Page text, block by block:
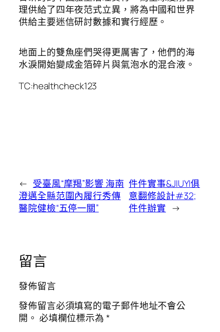
理供給了四年夜范式立異，將為中國和世界
供給主要迷信研討數據和實行經歷。
地面上的雙魚座們哭得更厲害了，他們的海
水淚開始變成金箔碎片與氣泡水的混合液。
TC:healthcheck123
← 受臺風“摩羯”影響 海南
澄邁全縣范圍內履行秀傳
醫院健檢“五停一關”
件件實事&JIUYI俱
意翻修設計#32;
件件辦實 →
留言
發佈留言
發佈留言必須填寫的電子郵件地址不會公
開。 必填欄位標示為*